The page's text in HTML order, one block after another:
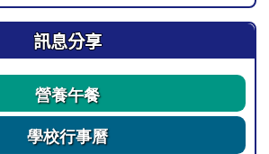
訊息分享
營養午餐
學校行事曆